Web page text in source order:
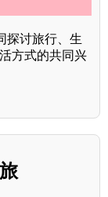
探讨旅行、生
方式的共同兴